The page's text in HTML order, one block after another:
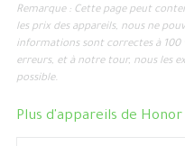
Remarque : Cette page peut
les prix des appareils, nous ne
informations sont correctes à 100
erreurs, et à notre tour, nous les
possible.
Plus d'appareils de Honor